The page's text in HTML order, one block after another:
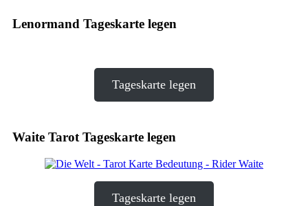
Lenormand Tageskarte legen
Tageskarte legen
Waite Tarot Tageskarte legen
Tageskarte legen